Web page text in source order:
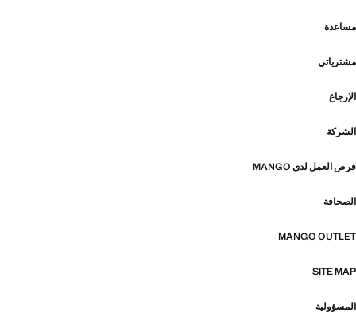
مساعدة
مشترياتي
الإرجاع
الشركة
فرص العمل لدى MANGO
الصحافة
MANGO OUTLET
SITE MAP
المسؤولية